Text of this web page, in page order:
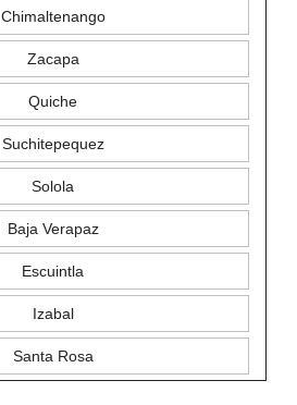
Chimaltenango
Zacapa
Quiche
Suchitepequez
Solola
Baja Verapaz
Escuintla
Izabal
Santa Rosa